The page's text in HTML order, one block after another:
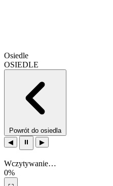
Osiedle
OSIEDLE
Powrót do osiedla
◀
⏸ ▶
Wczytywanie…
0%